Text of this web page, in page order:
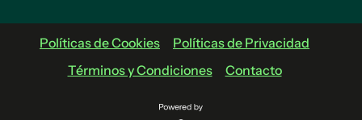
Políticas de Cookies
Políticas de Privacidad
Términos y Condiciones
Contacto